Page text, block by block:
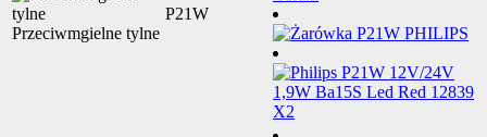
Przeciwmgielne tylne
P21W